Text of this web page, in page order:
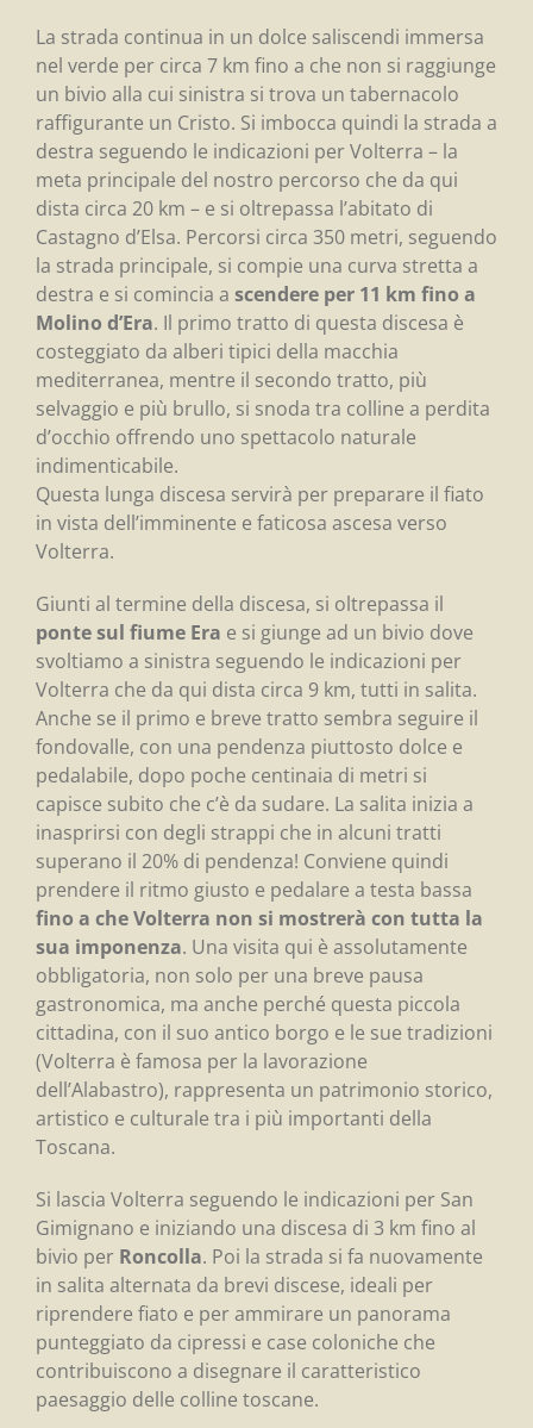
La strada continua in un dolce saliscendi immersa
nel verde per circa 7 km fino a che non si raggiunge
un bivio alla cui sinistra si trova un tabernacolo
raffigurante un Cristo. Si imbocca quindi la strada a
destra seguendo le indicazioni per Volterra – la
meta principale del nostro percorso che da qui
dista circa 20 km – e si oltrepassa l’abitato di
Castagno d’Elsa. Percorsi circa 350 metri, seguendo
la strada principale, si compie una curva stretta a
destra e si comincia a scendere per 11 km fino a
Molino d’Era. Il primo tratto di questa discesa è
costeggiato da alberi tipici della macchia
mediterranea, mentre il secondo tratto, più
selvaggio e più brullo, si snoda tra colline a perdita
d’occhio offrendo uno spettacolo naturale
indimenticabile.
Questa lunga discesa servirà per preparare il fiato
in vista dell’imminente e faticosa ascesa verso
Volterra.
Giunti al termine della discesa, si oltrepassa il
ponte sul fiume Era e si giunge ad un bivio dove
svoltiamo a sinistra seguendo le indicazioni per
Volterra che da qui dista circa 9 km, tutti in salita.
Anche se il primo e breve tratto sembra seguire il
fondovalle, con una pendenza piuttosto dolce e
pedalabile, dopo poche centinaia di metri si
capisce subito che c’è da sudare. La salita inizia a
inasprirsi con degli strappi che in alcuni tratti
superano il 20% di pendenza! Conviene quindi
prendere il ritmo giusto e pedalare a testa bassa
fino a che Volterra non si mostrerà con tutta la
sua imponenza. Una visita qui è assolutamente
obbligatoria, non solo per una breve pausa
gastronomica, ma anche perché questa piccola
cittadina, con il suo antico borgo e le sue tradizioni
(Volterra è famosa per la lavorazione
dell’Alabastro), rappresenta un patrimonio storico,
artistico e culturale tra i più importanti della
Toscana.
Si lascia Volterra seguendo le indicazioni per San
Gimignano e iniziando una discesa di 3 km fino al
bivio per Roncolla. Poi la strada si fa nuovamente
in salita alternata da brevi discese, ideali per
riprendere fiato e per ammirare un panorama
punteggiato da cipressi e case coloniche che
contribuiscono a disegnare il caratteristico
paesaggio delle colline toscane.